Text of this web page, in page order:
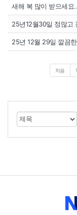
새해 복 많이 받으세요..
25년12월30일 정많고
25년 12월 29일 깔끔
처음 1
게
물
검
색
대